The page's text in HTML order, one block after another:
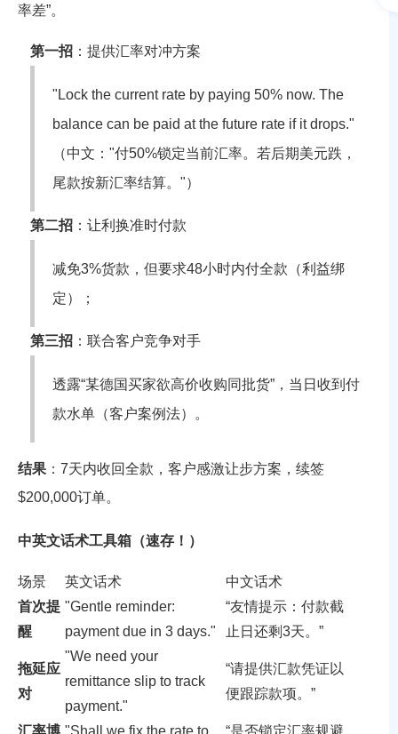
率差”。
第一招 ：提供汇率对冲方案
"Lock the current rate by paying 50% now. The
balance can be paid at the future rate if it drops."
（中文："付50%锁定当前汇率。若后期美元跌，
尾款按新汇率结算。"）
第二招 ：让利换准时付款
减免3%货款，但要求48小时内付全款（利益绑
定）；
第三招 ：联合客户竞争对手
透露“某德国买家欲高价收购同批货”，当日收到付
款水单（客户案例法）。
结果 ：7天内收回全款，客户感激让步方案，续签
$200,000订单。
中英文话术工具箱（速存！）
场景 英文话术
中文话术
首次提
醒
"Gentle reminder:
payment due in 3 days."
“友情提示：付款截
止日还剩3天。”
拖延应
对
"We need your
remittance slip to track
payment."
“请提供汇款凭证以
便跟踪款项。”
汇率博 "Shall we fix the rate to
“是否锁定汇率规避